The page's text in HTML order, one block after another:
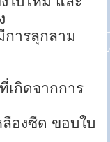
การลุกลาม
เกิดจากการ
องซีด ขอบใบ